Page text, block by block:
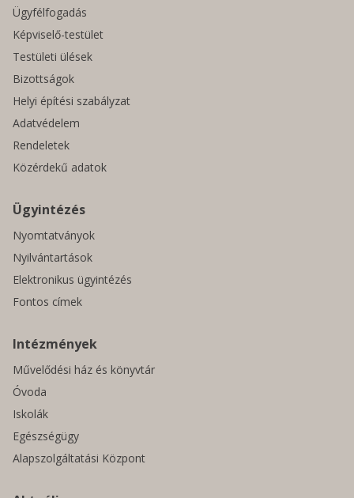
Ügyfélfogadás
Képviselő-testület
Testületi ülések
Bizottságok
Helyi építési szabályzat
Adatvédelem
Rendeletek
Közérdekű adatok
Ügyintézés
Nyomtatványok
Nyilvántartások
Elektronikus ügyintézés
Fontos címek
Intézmények
Művelődési ház és könyvtár
Óvoda
Iskolák
Egészségügy
Alapszolgáltatási Központ